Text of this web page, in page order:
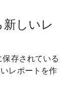
しいレ
存されている
レポートを作